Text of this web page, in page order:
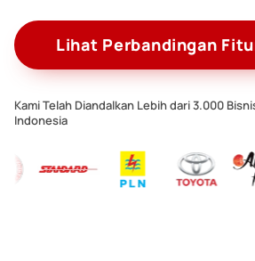
Lihat Perbandingan
Kami Telah Diandalkan Lebih dari 3.000
Indonesia